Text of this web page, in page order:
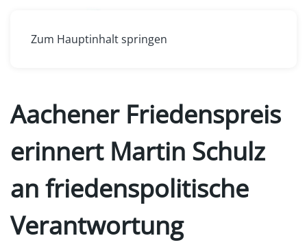
Zum Hauptinhalt springen
Aachener Friedenspreis
erinnert Martin Schulz
an friedenspolitische
Verantwortung